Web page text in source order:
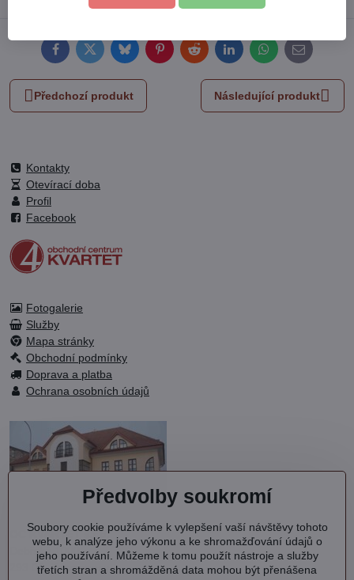
FacebookTwitterBlueskyPinterestRedditLinkedInWhatsApp
E-
mail
Předchozí produkt Následující produkt
Kontakty
Otevírací doba
Profil
Facebook
Fotogalerie
Služby
Mapa stránky
Obchodní podmínky
Doprava a platba
Ochrana osobních údajů
OC KVARTET s.r.o.
Debřská 1000
293 06 Kosmonosy
Předvolby soukromí
Soubory cookie používáme k vylepšení vaší návštěvy tohoto
webu, k analýze jeho výkonu a ke shromažďování údajů o
jeho používání. Můžeme k tomu použít nástroje a služby
třetích stran a shromážděná data mohou být přenášena